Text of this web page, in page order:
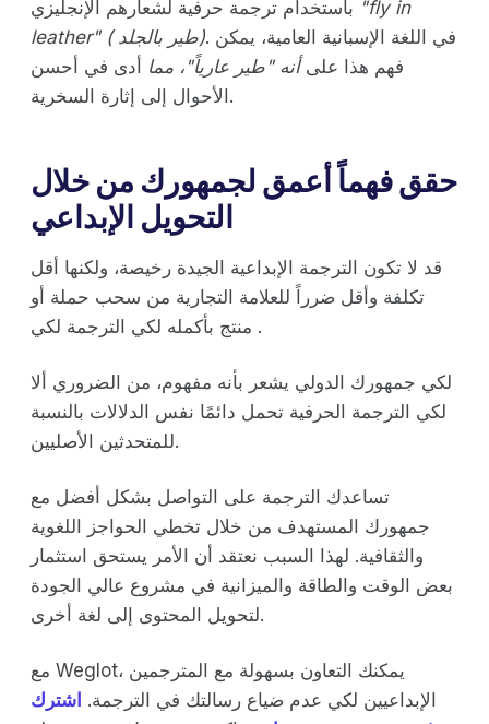
"fly in
leather" (
طيربالجلد). في اللغة الإسبانية العامية، يمكن
فهم هذا علىأنه "طير عارياً"، مما
أدى في أحسن
الأحوال إلى إثارة السخرية.
حقق فهماً أعمق لجمهورك من خلال
التحويل الإبداعي
قد لا تكون الترجمة الإبداعية الجيدة رخيصة، ولكنها أقل
تكلفة وأقل ضرراً للعلامة التجارية من سحب حملة أو
منتج بأكمله لكي الترجمة لكي .
لكي جمهورك الدولي يشعر بأنه مفهوم، من الضروري ألا
لكي الترجمة الحرفية تحمل دائمًا نفس الدلالات بالنسبة
للمتحدثين الأصليين.
تساعدك الترجمة على التواصل بشكل أفضل مع
جمهورك المستهدف من خلال تخطي الحواجز اللغوية
والثقافية. لهذا السبب نعتقد أن الأمر يستحق استثمار
بعض الوقت والطاقة والميزانية في مشروع عالي الجودة
لتحويل المحتوى إلى لغة أخرى.
مع Weglot، يمكنك التعاون بسهولة مع المترجمين
الإبداعيين لكي عدم ضياع رسالتك في الترجمة. اشترك